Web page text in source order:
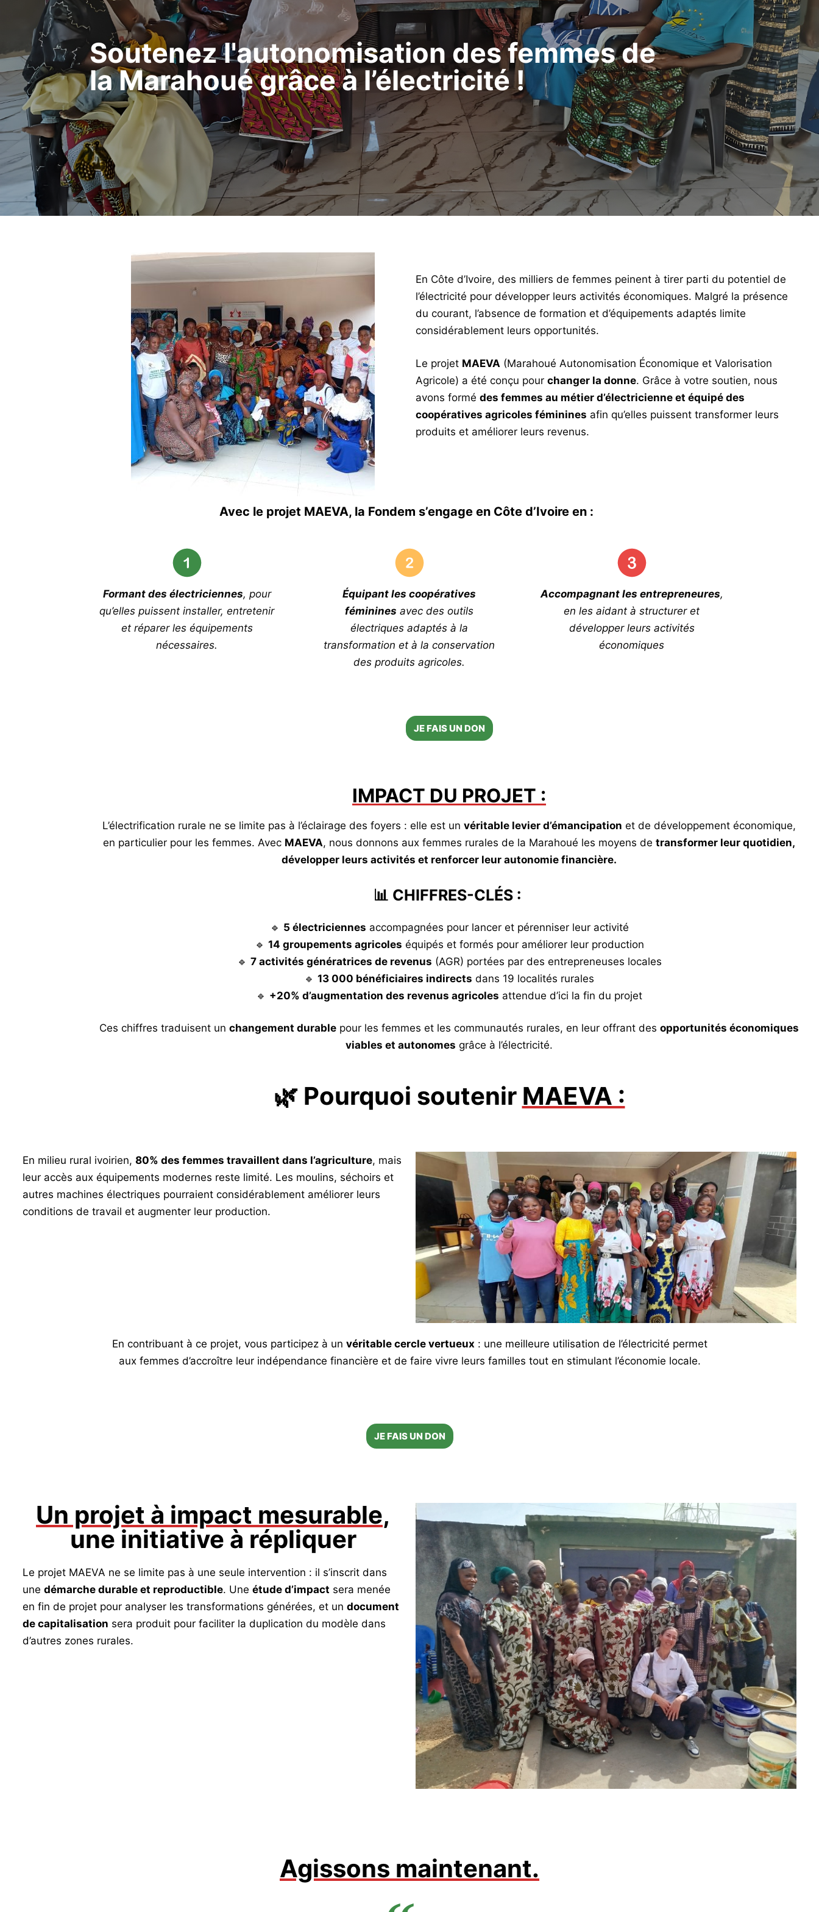
Soutenez l'autonomisation des femmes de
la Marahoué grâce à l’électricité !
En Côte d’Ivoire, des milliers de femmes peinent à tirer parti du potentiel de
l’électricité pour développer leurs activités économiques. Malgré la présence
du courant, l’absence de formation et d’équipements adaptés limite
considérablement leurs opportunités.
Le projet MAEVA (Marahoué Autonomisation Économique et Valorisation
Agricole) a été conçu pour changer la donne. Grâce à votre soutien, nous
avons formé des femmes au métier d’électricienne et équipé des
coopératives agricoles féminines afin qu’elles puissent transformer leurs
produits et améliorer leurs revenus.
Avec le projet MAEVA, la Fondem s’engage en Côte d’Ivoire en :
Formant des électriciennes, pour
qu’elles puissent installer, entretenir
et réparer les équipements
nécessaires.
Équipant les coopératives
féminines avec des outils
électriques adaptés à la
transformation et à la conservation
des produits agricoles.
Accompagnant les entrepreneures,
en les aidant à structurer et
développer leurs activités
économiques
JE FAIS UN DON
IMPACT DU PROJET :
L’électrification rurale ne se limite pas à l’éclairage des foyers : elle est un véritable levier d’émancipation et de développement économique,
en particulier pour les femmes. Avec MAEVA, nous donnons aux femmes rurales de la Marahoué les moyens de transformer leur quotidien,
développer leurs activités et renforcer leur autonomie financière.
📊 CHIFFRES-CLÉS :
🔹 5 électriciennes accompagnées pour lancer et pérenniser leur activité
🔹 14 groupements agricoles équipés et formés pour améliorer leur production
🔹 7 activités génératrices de revenus (AGR) portées par des entrepreneuses locales
🔹 13 000 bénéficiaires indirects dans 19 localités rurales
🔹 +20% d’augmentation des revenus agricoles attendue d’ici la fin du projet
Ces chiffres traduisent un changement durable pour les femmes et les communautés rurales, en leur offrant des opportunités économiques
viables et autonomes grâce à l’électricité.
🌿 Pourquoi soutenir MAEVA :
En milieu rural ivoirien, 80% des femmes travaillent dans l’agriculture, mais
leur accès aux équipements modernes reste limité. Les moulins, séchoirs et
autres machines électriques pourraient considérablement améliorer leurs
conditions de travail et augmenter leur production.
En contribuant à ce projet, vous participez à un véritable cercle vertueux : une meilleure utilisation de l’électricité permet
aux femmes d’accroître leur indépendance financière et de faire vivre leurs familles tout en stimulant l’économie locale.
JE FAIS UN DON
Un projet à impact mesurable,
une initiative à répliquer
Le projet MAEVA ne se limite pas à une seule intervention : il s’inscrit dans
une démarche durable et reproductible. Une étude d’impact sera menée
en fin de projet pour analyser les transformations générées, et un document
de capitalisation sera produit pour faciliter la duplication du modèle dans
d’autres zones rurales.
Agissons maintenant.